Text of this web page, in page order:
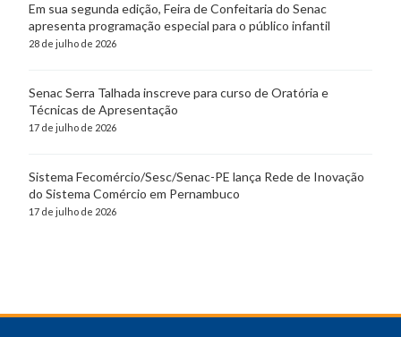
Em sua segunda edição, Feira de Confeitaria do Senac
apresenta programação especial para o público infantil
28 de julho de 2026
Senac Serra Talhada inscreve para curso de Oratória e
Técnicas de Apresentação
17 de julho de 2026
Sistema Fecomércio/Sesc/Senac-PE lança Rede de Inovação
do Sistema Comércio em Pernambuco
17 de julho de 2026